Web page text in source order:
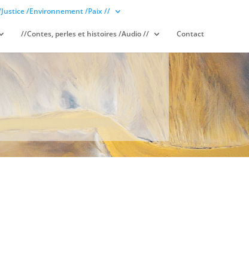
/Environnement /Paix //
//Contes, perles et histoires /Audio // Contact